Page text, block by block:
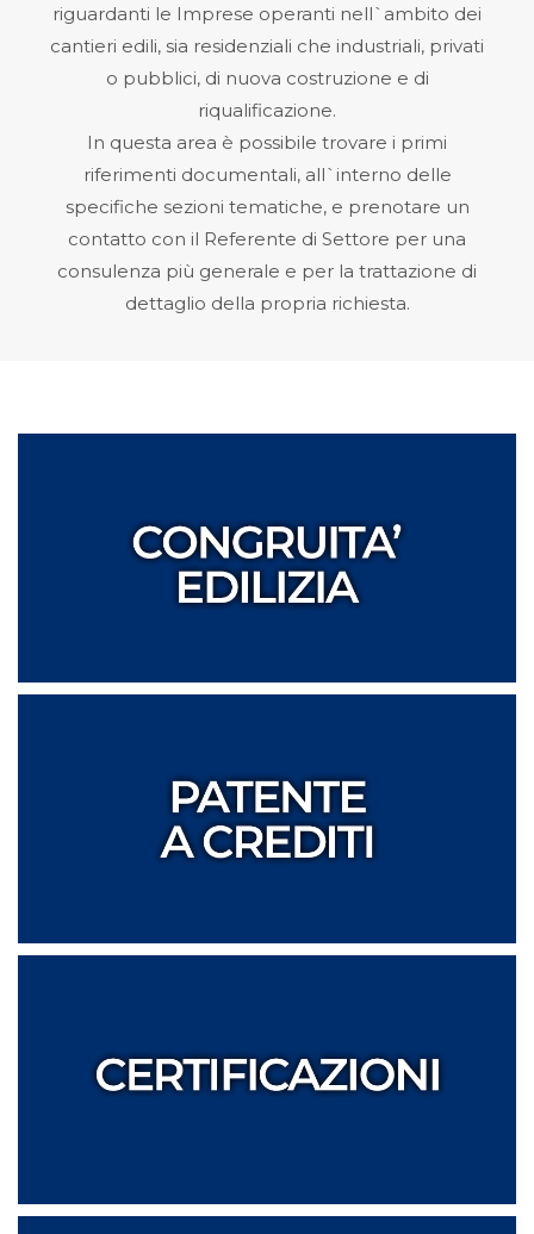
riguardanti le Imprese operanti nell`ambito dei
cantieri edili, sia residenziali che industriali, privati
o pubblici, di nuova costruzione e di
riqualificazione.
In questa area è possibile trovare i primi
riferimenti documentali, all`interno delle
specifiche sezioni tematiche, e prenotare un
contatto con il Referente di Settore per una
consulenza più generale e per la trattazione di
dettaglio della propria richiesta.